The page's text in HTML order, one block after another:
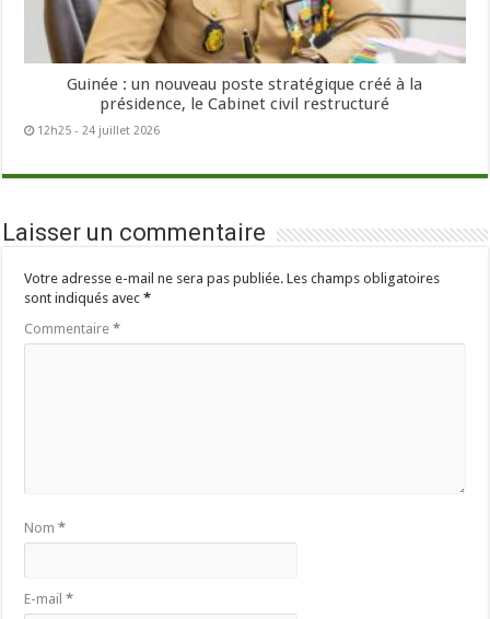
Guinée : un nouveau poste stratégique créé à la
présidence, le Cabinet civil restructuré
12h25 - 24 juillet 2026
Laisser un commentaire
Votre adresse e-mail ne sera pas publiée. Les champs obligatoires
sont indiqués avec*
Commentaire*
Nom*
E-mail*